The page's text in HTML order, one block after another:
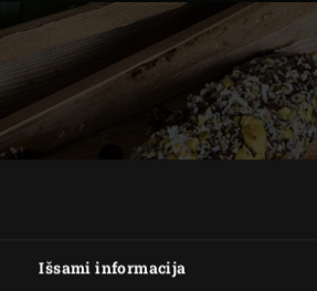
Išsami informacija